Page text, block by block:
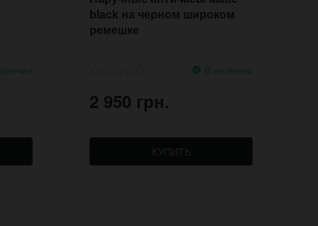
black на черном широком
ремешке
В наличии
2 950 грн.
КУПИТЬ